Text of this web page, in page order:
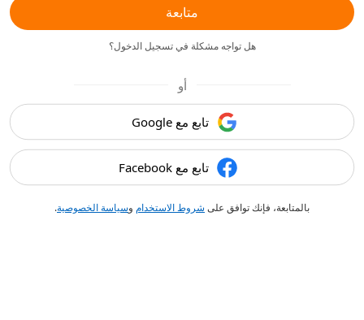
متابعة
هل تواجه مشكلة في تسجيل الدخول؟
أو
تابع مع Google
تابع مع Facebook
بالمتابعة، فإنك توافق على شروط الاستخدام وسياسة الخصوصية.